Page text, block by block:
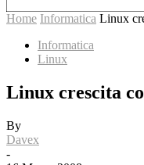
Home Informatica Linux
Informatica
Linux
Linux crescita
By
Davex
-